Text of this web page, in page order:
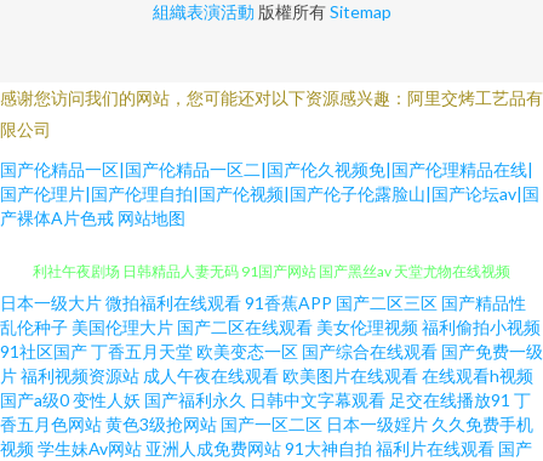
組織表演活動 版權所有Sitemap
感谢您访问我们的网站，您可能还对以下资源感兴趣：阿里交烤工艺品有
限公司
国产伦精品一区|国产伦精品一区二|国产伦久视频免|国产伦理精品在线|
国产伦理片|国产伦理自拍|国产伦视频|国产伦子伦露脸山|国产论坛av|国
产裸体A片色戒 网站地图
久久93 日韩欧美中文字幕 国产91在线视频播放 日韩色欲网 91啦中文字幕 福
利社午夜剧场 日韩精品人妻无码 91国产网站 国产黑丝av 天堂尤物在线视频
91资源福利在线 久草免费欧美 亚洲色8P 操操影院av 青青草先生一起 91看片
日本一级大片微拍福利在线观看91香蕉APP 国产二区三区 国产精品性
乱伦种子 美国伦理大片 国产二区在线观看 美女伦理视频福利偷拍小视频
91社区国产丁香五月天堂欧美变态一区 国产综合在线观看 国产免费一级
片福利视频资源站 成人午夜在线观看欧美图片在线观看在线观看h视频
国产a级0变性人妖 国产福利永久 日韩中文字幕观看 足交在线播放91 丁
香五月色网站黄色3级抢网站 国产一区二区 日本一级婬片 久久免费手机
视频学生妹Av网站 亚洲人成免费网站91大神自拍 福利片在线观看 国产